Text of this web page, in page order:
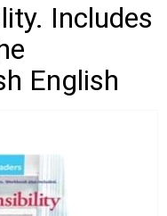
Includes
English